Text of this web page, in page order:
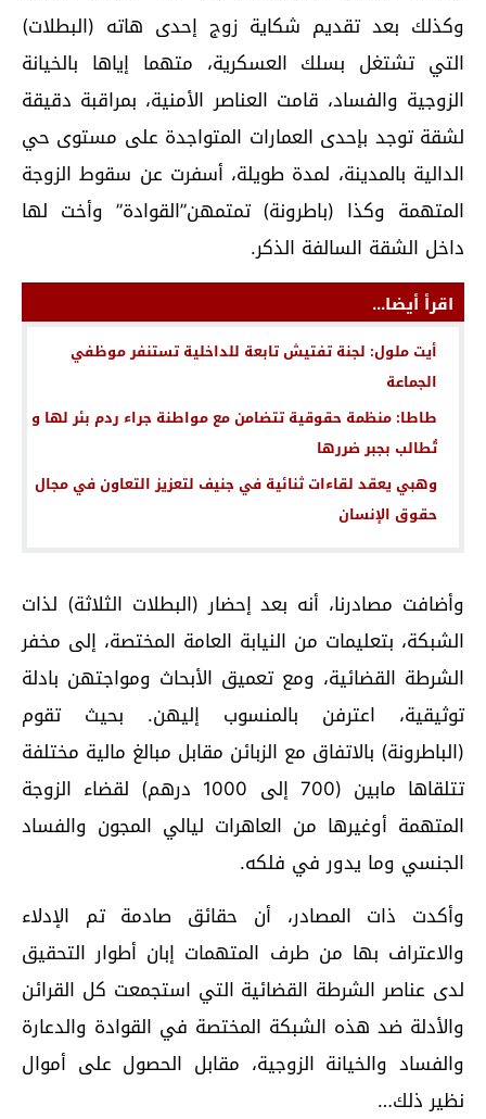
وكذلك بعد تقديم شكاية زوج إحدى هاته (البطلات)
التي تشتغل بسلك العسكرية، متهما إياها بالخيانة
الزوجية والفساد، قامت العناصر الأمنية، بمراقبة دقيقة
لشقة توجد بإحدى العمارات المتواجدة على مستوى حي
الدالية بالمدينة، لمدة طويلة، أسفرت عن سقوط الزوجة
المتهمة وكذا (باطرونة) تمتمهن”القوادة” وأخت لها
داخل الشقة السالفة الذكر.
اقرأ أيضا...
أيت ملول: لجنة تفتيش تابعة للداخلية تستنفر موظفي
الجماعة
طاطا: منظمة حقوقية تتضامن مع مواطنة جراء ردم بئر لها و
تُطالب بجبر ضررها
وهبي يعقد لقاءات ثنائية في جنيف لتعزيز التعاون في مجال
حقوق الإنسان
وأضافت مصادرنا، أنه بعد إحضار (البطلات الثلاثة) لذات
الشبكة، بتعليمات من النيابة العامة المختصة، إلى مخفر
الشرطة القضائية، ومع تعميق الأبحاث ومواجتهن بادلة
توثيقية، اعترفن بالمنسوب إليهن. بحيث تقوم
(الباطرونة) بالاتفاق مع الزبائن مقابل مبالغ مالية مختلفة
تتلقاها مابين (700 إلى 1000 درهم) لقضاء الزوجة
المتهمة أوغيرها من العاهرات ليالي المجون والفساد
الجنسي وما يدور في فلكه.
وأكدت ذات المصادر، أن حقائق صادمة تم الإدلاء
والاعتراف بها من طرف المتهمات إبان أطوار التحقيق
لدى عناصر الشرطة القضائية التي استجمعت كل القرائن
والأدلة ضد هذه الشبكة المختصة في القوادة والدعارة
والفساد والخيانة الزوجية، مقابل الحصول على أموال
نظير ذلك…